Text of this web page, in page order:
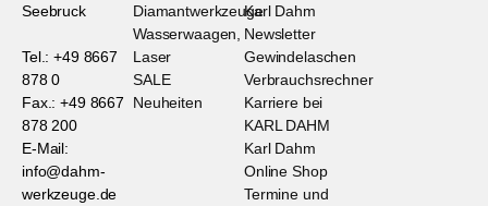
Seebruck
Tel.: +49 8667
878 0
Fax.: +49 8667
878 200
E-Mail:
info@dahm-
werkzeuge.de
Diamantwerkzeuge
Wasserwaagen,
Laser
SALE
Neuheiten
Karl Dahm
Newsletter
Gewindelaschen
Verbrauchsrechner
Karriere bei
KARL DAHM
Karl Dahm
Online Shop
Termine und